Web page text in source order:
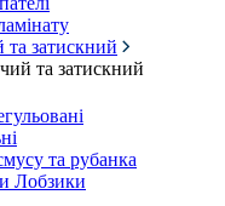
та затискний
та затискний
та рубанка
Лобзики